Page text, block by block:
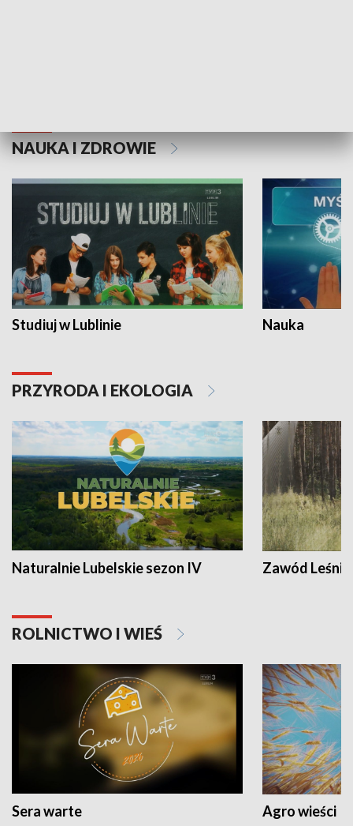
NAUKA I ZDROWIE
Studiuj w Lublinie Nauka
PRZYRODA I EKOLOGIA
Naturalnie Lubelskie sezon IV Zawód Leśnik
ROLNICTWO I WIEŚ
Sera warte Agro wieści